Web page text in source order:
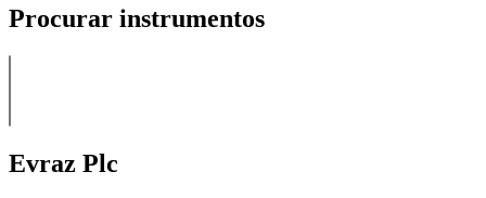
Procurar instrumentos
Evraz Plc